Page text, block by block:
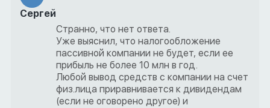
Сергей
Странно, что нет ответа.
Уже выяснил, что налогообложение
пассивной компании не будет, если ее
прибыль не более 10 млн в год.
Любой вывод средств с компании на счет
физ.лица приравнивается к дивидендам
(если не оговорено другое) и